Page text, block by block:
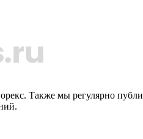
Также мы регулярно